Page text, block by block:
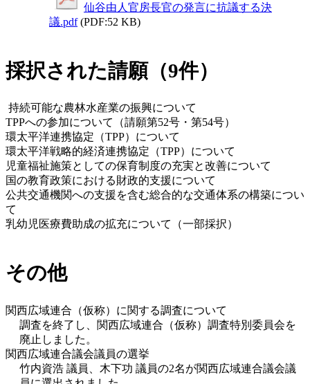
仙谷由人官房長官の発言に抗議する決
議.pdf (PDF:52 KB)
採択された請願（9件）
持続可能な農林水産業の振興について
TPPへの参加について（請願第52号・第54号）
環太平洋連携協定（TPP）について
環太平洋戦略的経済連携協定（TPP）について
児童福祉施策としての保育制度の充実と改善について
国の教育政策における財政的支援について
公共交通機関への支援を含む総合的な交通体系の構築につい
て
乳幼児医療費助成の拡充について（一部採択）
その他
関西広域連合（仮称）に関する調査について
調査を終了し、関西広域連合（仮称）調査特別委員会を
廃止しました。
関西広域連合議会議員の選挙
竹内資浩 議員、木下功 議員の2名が関西広域連合議会議